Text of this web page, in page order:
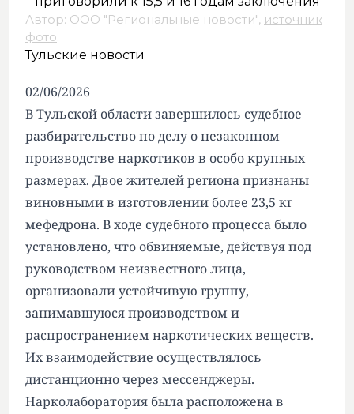
Автор: ООО "Региональные новости", источник
фото.
Тульские новости
02/06/2026
В Тульской области завершилось судебное
разбирательство по делу о незаконном
производстве наркотиков в особо крупных
размерах. Двое жителей региона признаны
виновными в изготовлении более 23,5 кг
мефедрона. В ходе судебного процесса было
установлено, что обвиняемые, действуя под
руководством неизвестного лица,
организовали устойчивую группу,
занимавшуюся производством и
распространением наркотических веществ.
Их взаимодействие осуществлялось
дистанционно через мессенджеры.
Нарколаборатория была расположена в